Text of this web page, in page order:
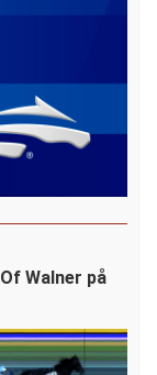
Walner på